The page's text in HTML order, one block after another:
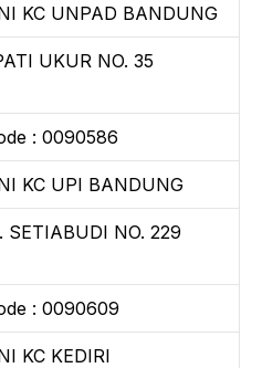
KC UNPAD BANDUNG
UKUR NO. 35
: 0090586
KC UPI BANDUNG
SETIABUDI NO. 229
: 0090609
KC KEDIRI